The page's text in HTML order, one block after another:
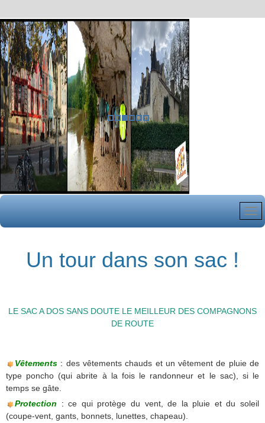
Un tour dans son sac !
LE SAC A DOS SANS DOUTE LE MEILLEUR DES COMPAGNONS
DE ROUTE
Vêtements : des vêtements chauds et un vêtement de pluie de
type poncho (qui abrite à la fois le randonneur et le sac), si le
temps se gâte.
Protection :ce qui protège du vent, de la pluie et du soleil
(coupe-vent, gants, bonnets, lunettes, chapeau).